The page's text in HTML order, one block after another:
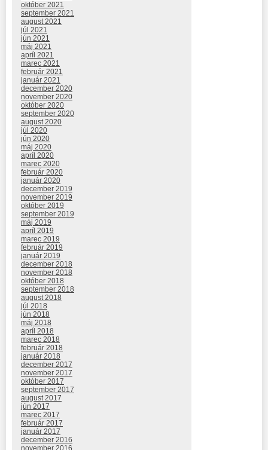
október 2021
september 2021
august 2021
júl 2021
jún 2021
máj 2021
apríl 2021
marec 2021
február 2021
január 2021
december 2020
november 2020
október 2020
september 2020
august 2020
júl 2020
jún 2020
máj 2020
apríl 2020
marec 2020
február 2020
január 2020
december 2019
november 2019
október 2019
september 2019
máj 2019
apríl 2019
marec 2019
február 2019
január 2019
december 2018
november 2018
október 2018
september 2018
august 2018
júl 2018
jún 2018
máj 2018
apríl 2018
marec 2018
február 2018
január 2018
december 2017
november 2017
október 2017
september 2017
august 2017
jún 2017
marec 2017
február 2017
január 2017
december 2016
november 2016